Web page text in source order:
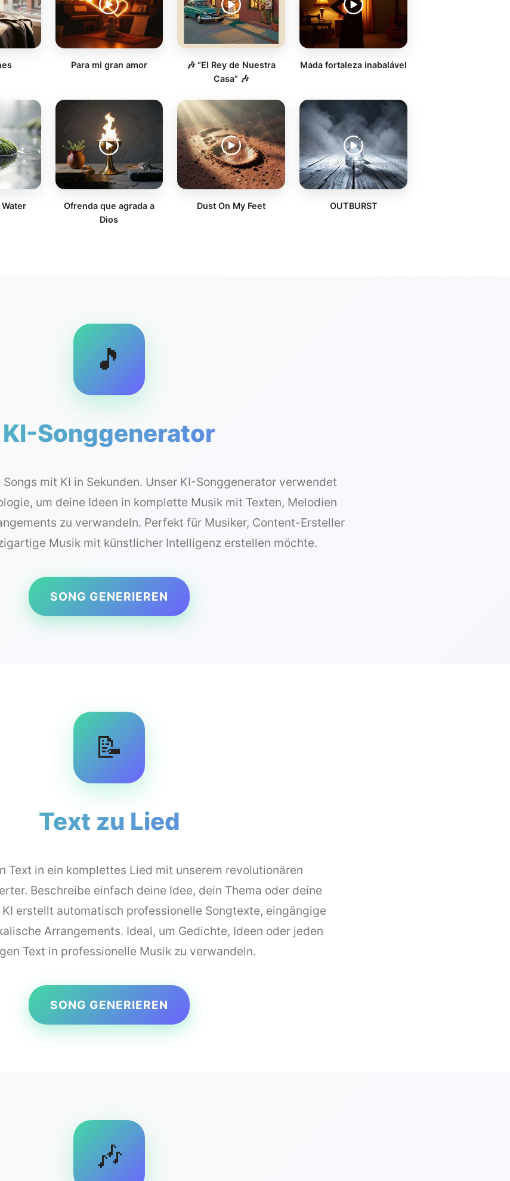
Para mi gran amor
🎶 “El Rey de Nuestra
Casa” 🎶
Mada fortaleza inabalável
Ofrenda que agrada a
Dios
Dust On My Feet OUTBURST
🎵
KI-Songgenerator
mit KI in Sekunden. Unser KI-Songgenerator verwendet
um deine Ideen in komplette Musik mit Texten, Melodien
zu verwandeln. Perfekt für Musiker, Content-Ersteller
Musik mit künstlicher Intelligenz erstellen möchte.
SONG GENERIEREN
📝
Text zu Lied
Text in ein komplettes Lied mit unserem revolutionären
Beschreibe einfach deine Idee, dein Thema oder deine
erstellt automatisch professionelle Songtexte, eingängige
Arrangements. Ideal, um Gedichte, Ideen oder jeden
Text in professionelle Musik zu verwandeln.
SONG GENERIEREN
🎶